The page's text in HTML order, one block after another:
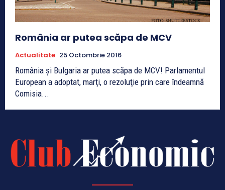
România ar putea scăpa de MCV
Actualitate 25 Octombrie 2016
România și Bulgaria ar putea scăpa de MCV! Parlamentul
European a adoptat, marţi, o rezoluţie prin care îndeamnă
Comisia...